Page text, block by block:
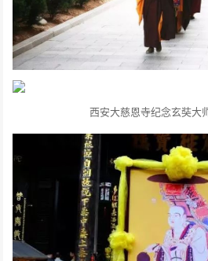
西安大慈恩寺纪念玄奘大